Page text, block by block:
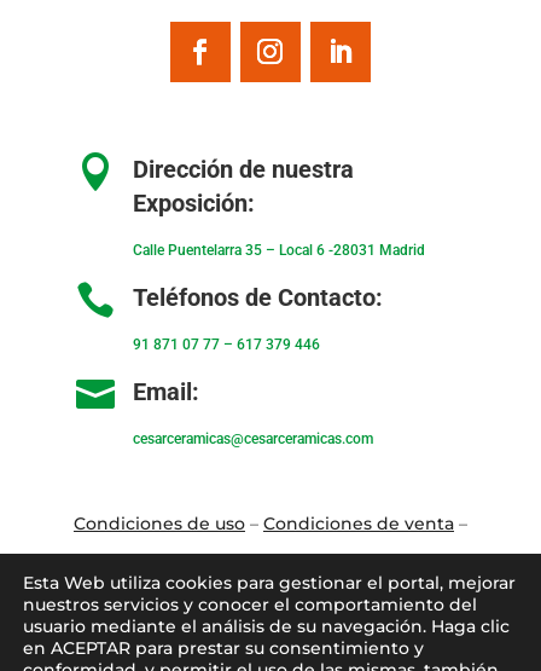

Dirección de nuestra
Exposición:
Calle Puentelarra 35 – Local 6 -28031 Madrid
 Teléfonos de Contacto:
91 871 07 77– 617 379 446
 Email:
cesarceramicas@cesarceramicas.com
Condiciones de uso– Condiciones de venta–
Aviso Legal–Política de privacidad –Política
de cookies
Esta Web utiliza cookies para gestionar el portal, mejorar
nuestros servicios y conocer el comportamiento del
usuario mediante el análisis de su navegación. Haga clic
en ACEPTAR para prestar su consentimiento y